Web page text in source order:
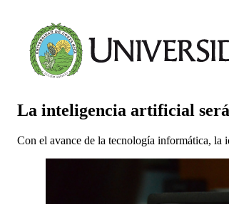
La inteligencia artificial
Con el avance de la tecnología informática, la